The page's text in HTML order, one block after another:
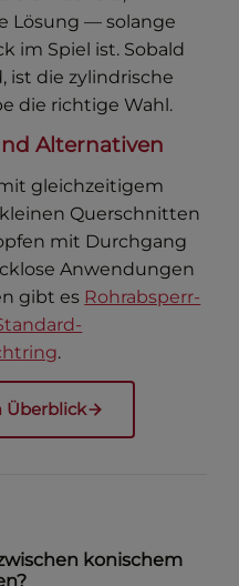
Lösung — solange
im Spiel ist. Sobald
ist die zylindrische
die richtige Wahl.
Alternativen
gleichzeitigem
Querschnitten
mit Durchgang
Anwendungen
gibt es Rohrabsperr-
.
Überblick
konischem